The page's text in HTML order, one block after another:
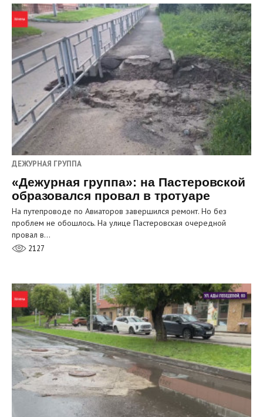
ДЕЖУРНАЯ ГРУППА
«Дежурная группа»: на Пастеровской
образовался провал в тротуаре
На путепроводе по Авиаторов завершился ремонт. Но без
проблем не обошлось. На улице Пастеровская очередной
провал в…
2127